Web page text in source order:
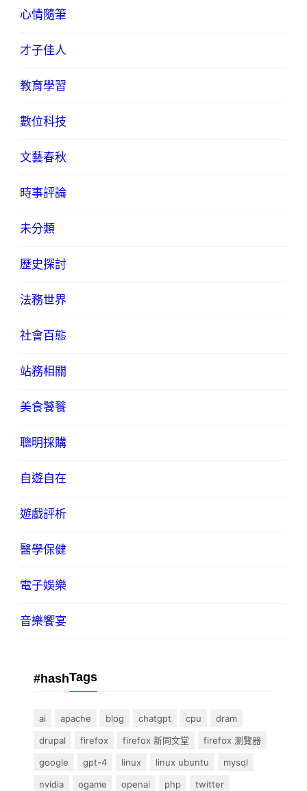
心情隨筆
才子佳人
教育學習
數位科技
文藝春秋
時事評論
未分類
歷史探討
法務世界
社會百態
站務相關
美食饕餮
聰明採購
自遊自在
遊戲評析
醫學保健
電子娛樂
音樂饗宴
#hashTags
ai apache blog chatgpt cpu
dram
drupal
firefox firefox 新同文堂
firefox 瀏覽器
google
gpt-4 linux linux ubuntu
mysql
nvidia
ogame openai php
twitter